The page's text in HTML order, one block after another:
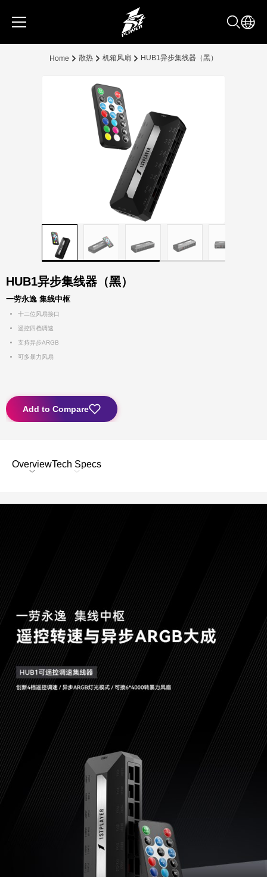
Home 散热 机箱风扇 HUB1异步集线器（黑）
HUB1异步集线器（黑）
一劳永逸 集线中枢
十二位风扇接口
遥控四档调速
支持异步ARGB
可多暴力风扇
Add to Compare
OverviewTech Specs